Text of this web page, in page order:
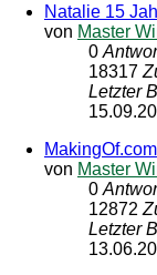
Natalie 15
von Master
0
18317
Letzter
MakingOf.com
von Master
0
12872
Letzter